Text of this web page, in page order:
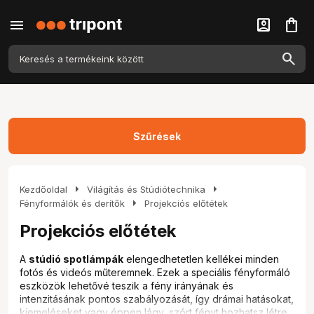
menu account_box shopping_bag
Kezdőoldal arrow_right Világítás és Stúdiótechnika arrow_right
Fényformálók és derítők arrow_right Projekciós előtétek
Projekciós előtétek
A stúdió spotlámpák elengedhetetlen kellékei minden
fotós és videós műteremnek. Ezek a speciális fényformáló
eszközök lehetővé teszik a fény irányának és
intenzitásának pontos szabályozását, így drámai hatásokat,
Szűrések